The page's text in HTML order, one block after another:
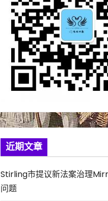
近期文章
Stirling市提议新法案治理
问题